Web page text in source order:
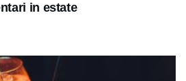
in estate